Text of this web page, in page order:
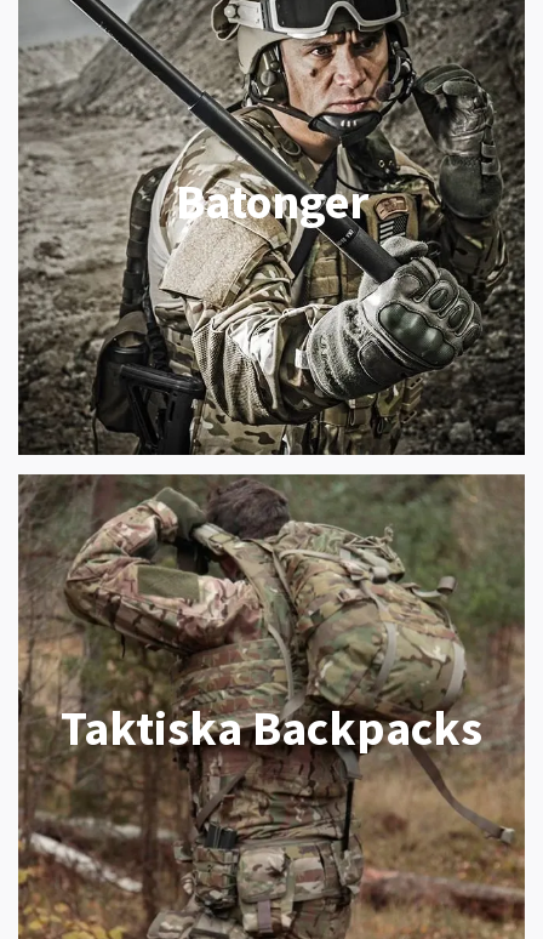
Batonger
Taktiska Backpacks